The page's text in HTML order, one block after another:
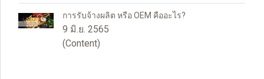
การรับจ้างผลิต หรือ OEM คืออะไร?
9 มิ.ย. 2565
(Content)